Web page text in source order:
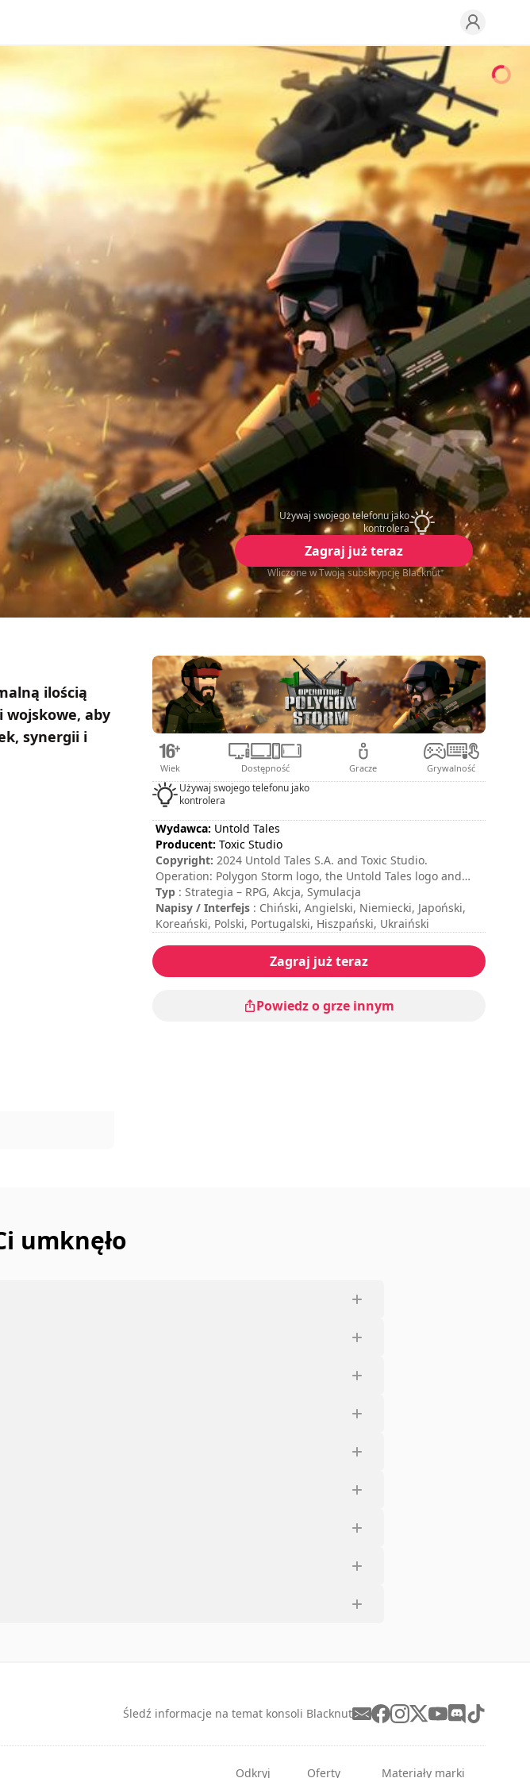
Używaj swojego telefonu jako
kontrolera
Zagraj już teraz
Wliczone w Twoją subskrypcję Blacknut
ilością
wojskowe, aby
synergii i
Wiek Dostępność Gracze Grywalność
Używaj swojego telefonu jako
kontrolera
Wydawca: Untold Tales
Producent: Toxic Studio
Copyright: 2024 Untold Tales S.A. and Toxic Studio.
Operation: Polygon Storm logo, the Untold Tales logo and
Toxic Studio logo are trademarks of Untold Tales S.A. and/or
Toxic Studio. All rights reserved.
Typ : Strategia – RPG, Akcja, Symulacja
Napisy / Interfejs : Chiński, Angielski, Niemiecki, Japoński,
Koreański, Polski, Portugalski, Hiszpański, Ukraiński
Zagraj już teraz
Powiedz o grze innym
umknęło
Śledź informacje na temat konsoli Blacknut
Odkryj Oferty Materiały marki